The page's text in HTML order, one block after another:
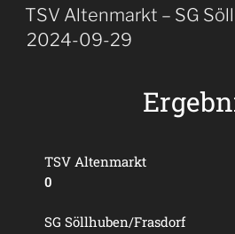
TSV Altenmarkt – SG
2024-09-29
TSV Altenmarkt
0
SG Söllhuben/Frasdorf